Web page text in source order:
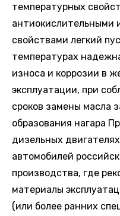
температурных
антиокислительными
свойствами легкий
температурах
износа и коррозии в
эксплуатации, при
сроков замены масла
образования нагара
дизельных
автомобилей
производства, где
материалы
(или более ранних